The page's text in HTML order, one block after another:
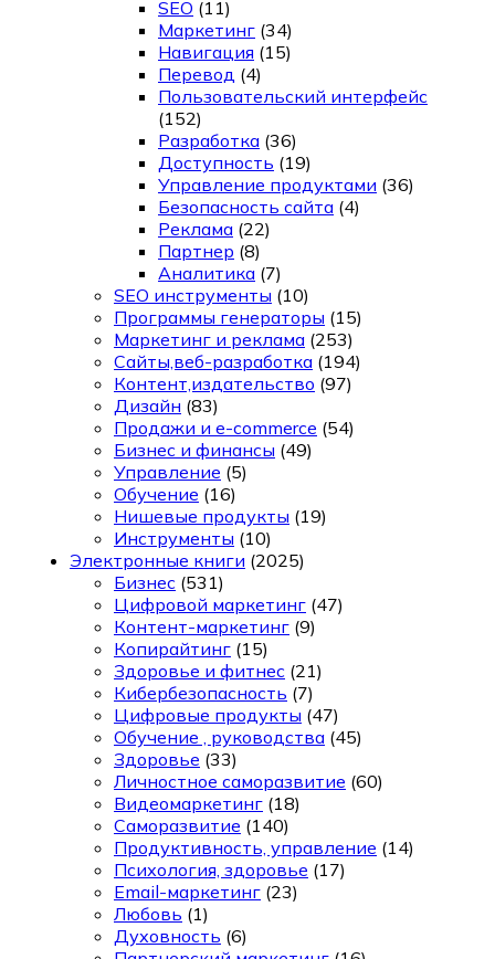
SEO (11)
Маркетинг (34)
Навигация (15)
Перевод (4)
Пользовательский интерфейс
(152)
Разработка (36)
Доступность (19)
Управление продуктами (36)
Безопасность сайта (4)
Реклама (22)
Партнер (8)
Аналитика (7)
SEO инструменты (10)
Программы генераторы (15)
Маркетинг и реклама (253)
Сайты,веб-разработка (194)
Контент,издательство (97)
Дизайн (83)
Продажи и e-commerce (54)
Бизнес и финансы (49)
Управление (5)
Обучение (16)
Нишевые продукты (19)
Инструменты (10)
Электронные книги (2025)
Бизнес (531)
Цифровой маркетинг (47)
Контент-маркетинг (9)
Копирайтинг (15)
Здоровье и фитнес (21)
Кибербезопасность (7)
Цифровые продукты (47)
Обучение , руководства (45)
Здоровье (33)
Личностное саморазвитие (60)
Видеомаркетинг (18)
Саморазвитие (140)
Продуктивность, управление (14)
Психология, здоровье (17)
Email-маркетинг (23)
Любовь (1)
Духовность (6)